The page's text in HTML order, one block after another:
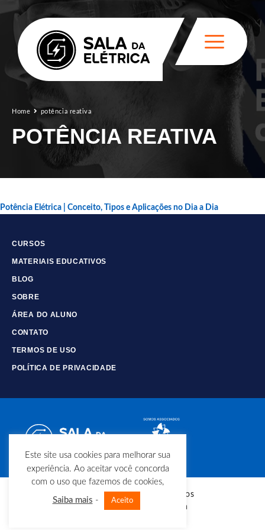
Home potência reativa
POTÊNCIA REATIVA
Potência Elétrica | Conceito, Tipos e Aplicações no Dia a Dia
CURSOS
MATERIAIS EDUCATIVOS
BLOG
SOBRE
ÁREA DO ALUNO
CONTATO
TERMOS DE USO
POLÍTICA DE PRIVACIDADE
© Copyright - Todos os direitos
reservados - Sala da Elétrica
Este site usa cookies para melhorar sua
experiência. Ao aceitar você concorda
com o uso que fazemos de cookies,
Saiba mais - Aceito